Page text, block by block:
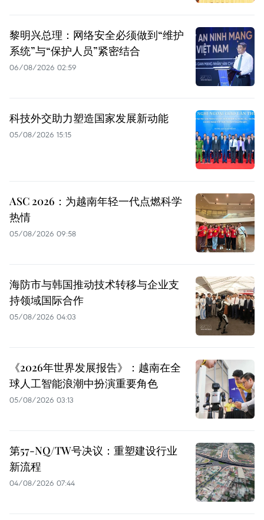
黎明兴总理：网络安全必须做到“维护
系统”与“保护人员”紧密结合
06/08/2026 02:59
科技外交助力塑造国家发展新动能
05/08/2026 15:15
ASC 2026：为越南年轻一代点燃科学
热情
05/08/2026 09:58
海防市与韩国推动技术转移与企业支
持领域国际合作
05/08/2026 04:03
《2026年世界发展报告》：越南在全
球人工智能浪潮中扮演重要角色
05/08/2026 03:13
第57-NQ/TW号决议：重塑建设行业
新流程
04/08/2026 07:44